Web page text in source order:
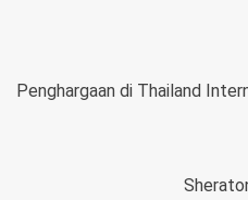
Penghargaan di Thailand